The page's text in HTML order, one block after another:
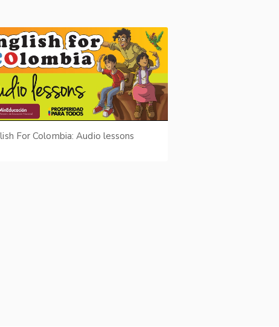
For Colombia: Audio lessons